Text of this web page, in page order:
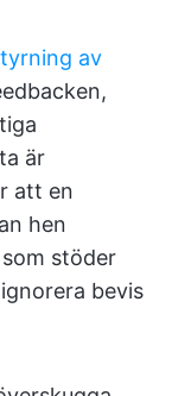
av
är
att en
hen
stöder
bevis